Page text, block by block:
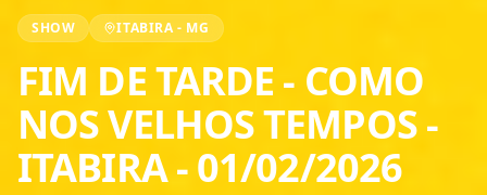
SHOW ITABIRA - MG
FIM DE TARDE - COMO
NOS VELHOS TEMPOS-
ITABIRA-01/02/2026